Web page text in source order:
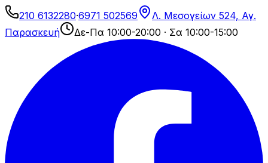
210 6132280·6971 502569
Λ. Μεσογείων 524, Αγ.
Παρασκευή
Δε-Πα 10:00-20:00 · Σα 10:00-15:00